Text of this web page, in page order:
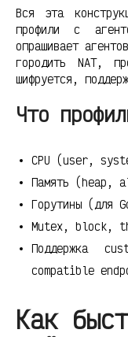
Вся эта
профили с
опрашивает
городить NAT,
шифруется,
Что
CPU (user,
Память (heap,
Горутины (для
Mutex, block,
Поддержка
compatible
Как